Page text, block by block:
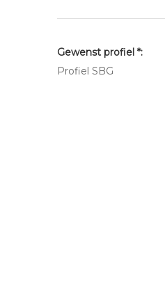
Gewenst profiel *:
Profiel SBG